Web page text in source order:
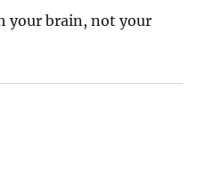
your brain, not your